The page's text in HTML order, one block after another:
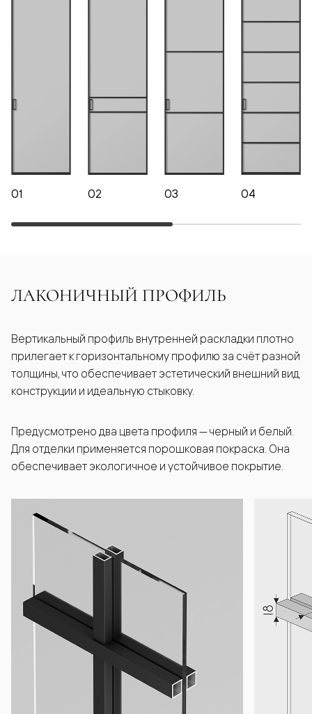
01 02 03 04
ЛАКОНИЧНЫЙ ПРОФИЛЬ
Вертикальный профиль внутренней раскладки плотно
прилегает к горизонтальному профилю за счёт разной
толщины, что обеспечивает эстетический внешний вид
конструкции и идеальную стыковку.
Предусмотрено два цвета профиля — черный и белый.
Для отделки применяется порошковая покраска. Она
обеспечивает экологичное и устойчивое покрытие.